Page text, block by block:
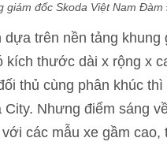
giám đốc Skoda Việt Nam
trên nền tảng
kích thước dài x rộng x
thủ cùng phân khúc
City. Nhưng điểm sáng
các mẫu xe gầm cao,